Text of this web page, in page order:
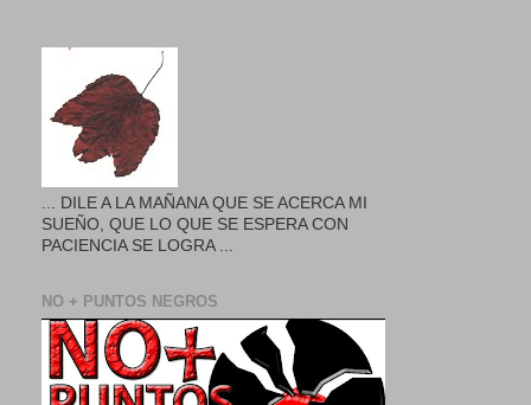
... DILE A LA MAÑANA QUE SE ACERCA MI
SUEÑO, QUE LO QUE SE ESPERA CON
PACIENCIA SE LOGRA ...
NO + PUNTOS NEGROS